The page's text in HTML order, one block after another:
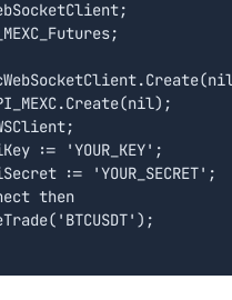
:= 'YOUR_KEY';
:= 'YOUR_SECRET';
then